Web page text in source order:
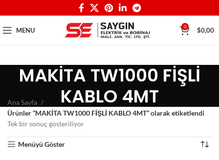
MENU 0 $0,00
MAKİTA TW1000 FİŞLİ
KABLO 4MT
Ana Sayfa
Ürünler “MAKİTA TW1000 FİŞLİ KABLO 4MT” olarak etiketlendi
Tek bir sonuç gösteriliyor
Menüyü Göster